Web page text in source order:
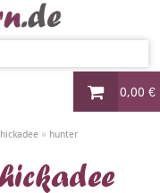
0,00 €
» hunter